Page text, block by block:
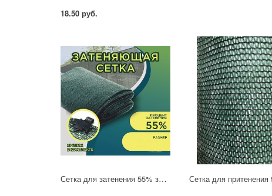
18.50 руб.
Сетка для затенения 55% зеленая 4х6м (в комплекте с клипсой 21 шт)